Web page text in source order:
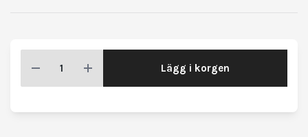
Lägg i korgen